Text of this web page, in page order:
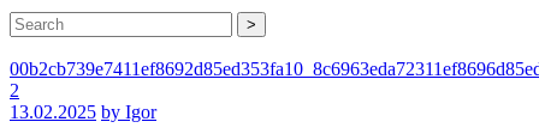
>
2
13.02.2025 by Igor